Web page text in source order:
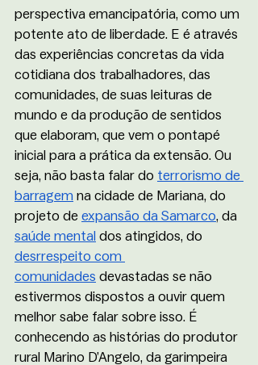
perspectiva emancipatória, como um
potente ato de liberdade. E é através
das experiências concretas da vida
cotidiana dos trabalhadores, das
comunidades, de suas leituras de
mundo e da produção de sentidos
que elaboram, que vem o pontapé
inicial para a prática da extensão. Ou
seja, não basta falar do terrorismo de
barragem na cidade de Mariana, do
projeto de expansão da Samarco, da
saúde mental dos atingidos, do
desrrespeito com
comunidades devastadas se não
estivermos dispostos a ouvir quem
melhor sabe falar sobre isso. É
conhecendo as histórias do produtor
rural Marino D’Angelo, da garimpeira